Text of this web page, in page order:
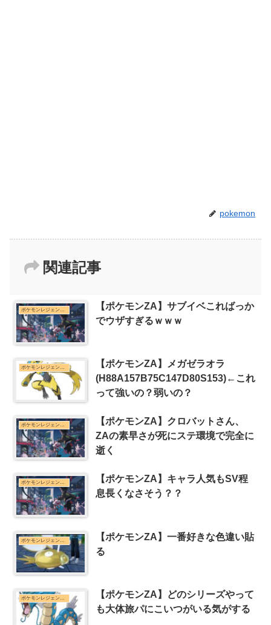
pokemon
関連記事
ポケモンレジェンズZ-Aまとめ
【ポケモンZA】サブイベこればっか
でウザすぎるｗｗｗ
ポケモンレジェンズZ-Aまとめ
【ポケモンZA】メガゼラオラ
(H88A157B75C147D80S153)←これ
って強いの？弱いの？
ポケモンレジェンズZ-Aまとめ
【ポケモンZA】クロバットさん、
ZAの素早さが死にステ環境で完全に
逝く
ポケモンレジェンズZ-Aまとめ
【ポケモンZA】キャラ人気もSV程
息長くなさそう？？
【ポケモンZA】一番好きな色違い貼
る
ポケモンレジェンズZ-Aまとめ
【ポケモンZA】どのシリーズやって
も大体旅パにこいつがいる気がする